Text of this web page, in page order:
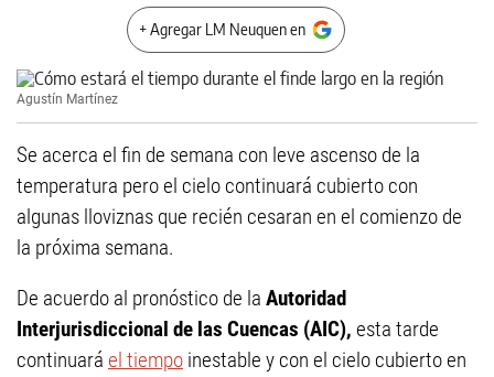
+ Agregar LM Neuquen en
Agustín Martínez
Se acerca el fin de semana con leve ascenso de la
temperatura pero el cielo continuará cubierto con
algunas lloviznas que recién cesaran en el comienzo de
la próxima semana.
De acuerdo al pronóstico de la Autoridad
Interjurisdiccional de las Cuencas (AIC), esta tarde
continuará el tiempo inestable y con el cielo cubierto en